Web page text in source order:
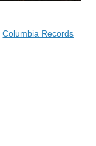
,Columbia Records